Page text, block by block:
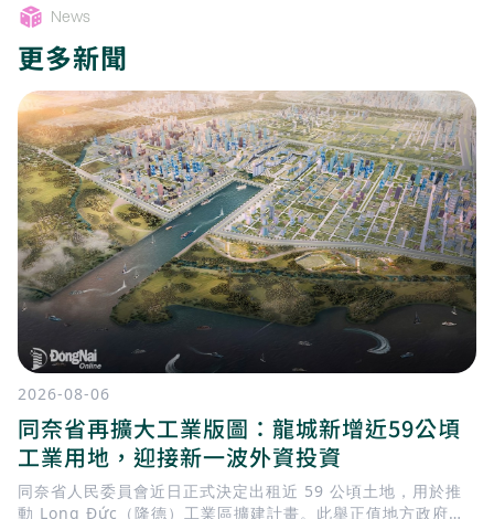
News
更多新聞
2026-08-06
同奈省再擴大工業版圖：龍城新增近59公頃
工業用地，迎接新一波外資投資
同奈省人民委員會近日正式決定出租近 59 公頃土地，用於推
動 Long Đức（隆德）工業區擴建計畫。此舉正值地方政府加